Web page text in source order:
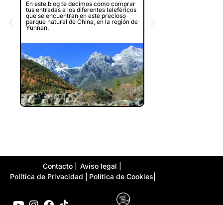
En este blog te decimos como comprar
tus entradas a los diferentes teleféricos
que se encuentran en este precioso
parque natural de China, en la región de
Yunnan.
Contacto |
Aviso legal |
Política de Privacidad |
Política de Cookies|